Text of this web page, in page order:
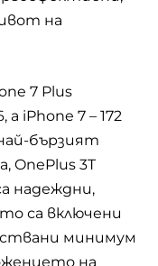
на
7 Plus
а iPhone 7 – 172
бързият
OnePlus 3T
надеждни,
са включени
минимум
на